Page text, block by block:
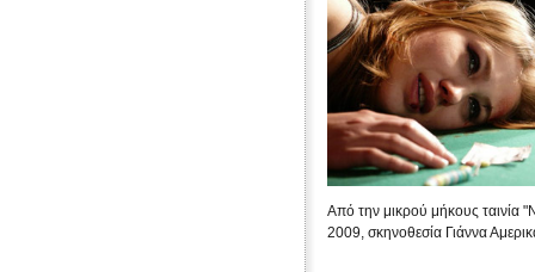
Από την μικρού μήκους ταινία
2009, σκηνοθεσία Γιάννα